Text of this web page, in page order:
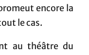
encore la
le cas.
au théâtre du